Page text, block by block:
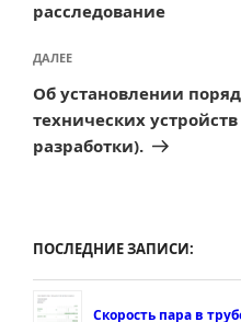
расследование
Следующая
запись
ДАЛЕЕ
Об установлении
технических
разработки).
ПОСЛЕДНИЕ ЗАПИСИ:
Скорость пара в